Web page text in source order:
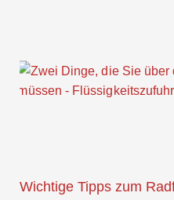
und Muskelentspannung